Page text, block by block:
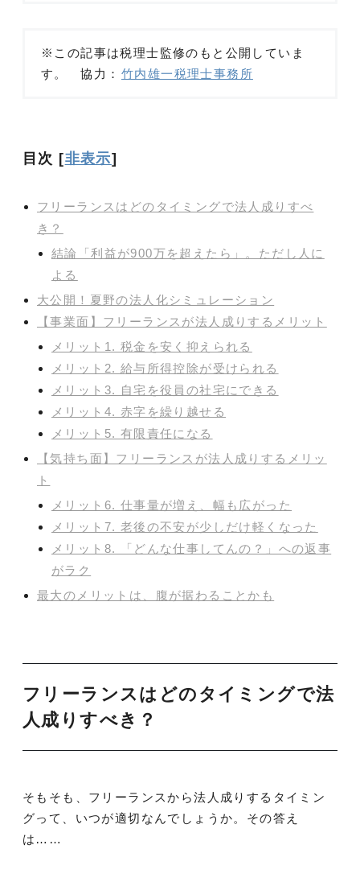
※この記事は税理士監修のもと公開していま
す。 協力： 竹内雄一税理士事務所
目次 [非表示]
フリーランスはどのタイミングで法人成りすべ
き？
結論「利益が900万を超えたら」。ただし人に
よる
大公開！夏野の法人化シミュレーション
【事業面】フリーランスが法人成りするメリット
メリット1. 税金を安く抑えられる
メリット2. 給与所得控除が受けられる
メリット3. 自宅を役員の社宅にできる
メリット4. 赤字を繰り越せる
メリット5. 有限責任になる
【気持ち面】フリーランスが法人成りするメリッ
ト
メリット6. 仕事量が増え、幅も広がった
メリット7. 老後の不安が少しだけ軽くなった
メリット8. 「どんな仕事してんの？」への返事
がラク
最大のメリットは、腹が据わることかも
フリーランスはどのタイミングで法
人成りすべき？
そもそも、フリーランスから法人成りするタイミン
グって、いつが適切なんでしょうか。その答え
は……